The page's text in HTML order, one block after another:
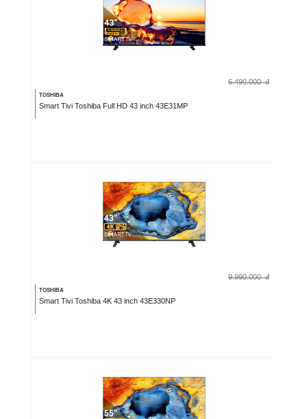
6.490.000 đ
TOSHIBA
Smart Tivi Toshiba Full HD 43 inch 43E31MP
9.990.000 đ
TOSHIBA
Smart Tivi Toshiba 4K 43 inch 43E330NP